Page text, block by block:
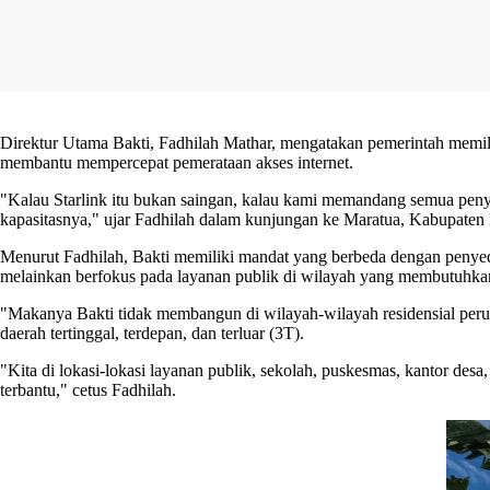
Direktur Utama Bakti, Fadhilah Mathar, mengatakan pemerintah
membantu mempercepat pemerataan akses internet.
"Kalau Starlink itu bukan saingan, kalau kami memandang semua
kapasitasnya," ujar Fadhilah dalam kunjungan ke Maratua,
Menurut Fadhilah, Bakti memiliki mandat yang berbeda dengan
melainkan berfokus pada layanan publik di wilayah yang
"Makanya Bakti tidak membangun di wilayah-wilayah residensial
daerah tertinggal, terdepan, dan terluar (3T).
"Kita di lokasi-lokasi layanan publik, sekolah, puskesmas, kantor
terbantu," cetus Fadhilah.